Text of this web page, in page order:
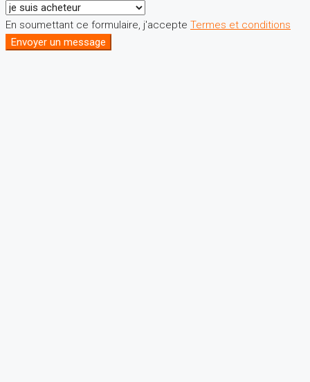
En soumettant ce formulaire, j'accepte Termes et conditions
Envoyer un message